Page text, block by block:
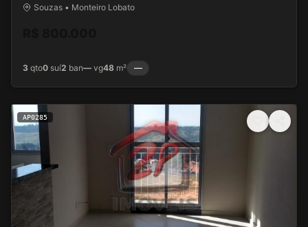
Souzas • Monteiro Lobato
3 qto0 suí2 ban— vg48 m² —
AP0285